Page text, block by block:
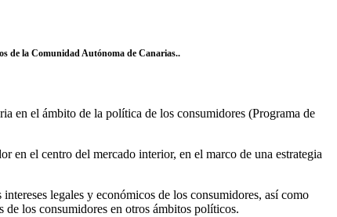
de la Comunidad Autónoma de Canarias..
en el ámbito de la política de los consumidores (Programa de
en el centro del mercado interior, en el marco de una estrategia
legales y económicos de los consumidores, así como
de los consumidores en otros ámbitos políticos.